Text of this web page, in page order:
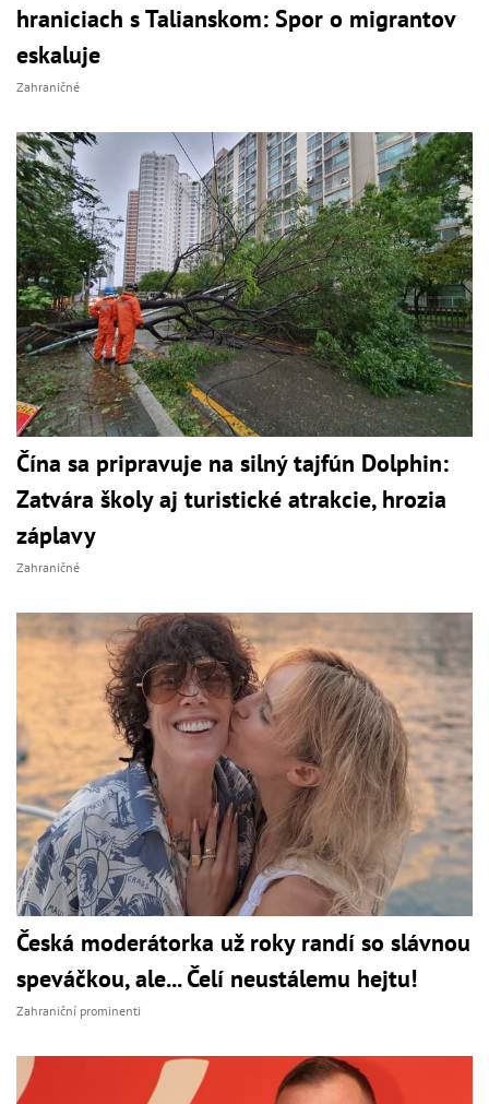
hraniciach s Talianskom: Spor o migrantov
eskaluje
Zahraničné
Čína sa pripravuje na silný tajfún Dolphin:
Zatvára školy aj turistické atrakcie, hrozia
záplavy
Zahraničné
Česká moderátorka už roky randí so slávnou
speváčkou, ale... Čelí neustálemu hejtu!
Zahraniční prominenti